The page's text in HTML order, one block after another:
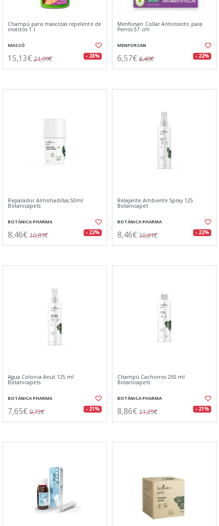
Champú para mascotas repelente de
insectos 1 l
MASSÓ
15,13€ 21,09€ - 28%
Menforsan Collar Antiinsecto para
Perros 57 cm
MENFORSAN
6,57€ 8,40€ - 22%
Reparador Almohadillas 50ml
Botanicapets
BOTÁNICA PHARMA
8,46€ 10,81€ - 22%
Relajante Ambiente Spray 125
Botanicapet
BOTÁNICA PHARMA
8,46€ 10,81€ - 22%
Agua Colonia Anut 125 ml
Botanicapets
BOTÁNICA PHARMA
7,65€ 9,72€ - 21%
Champú Cachorros 250 ml
Botanicapets
BOTÁNICA PHARMA
8,86€ 11,25€ - 21%